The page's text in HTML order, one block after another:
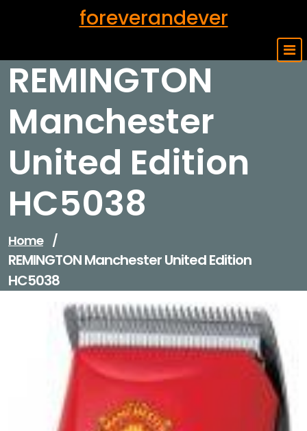
foreverandever
REMINGTON
Manchester
United Edition
HC5038
Home /
REMINGTON Manchester United Edition
HC5038